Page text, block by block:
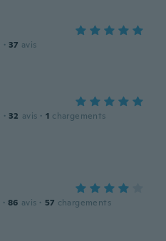
· 37 avis
· 32 avis · 1 chargements
· 86 avis · 57 chargements